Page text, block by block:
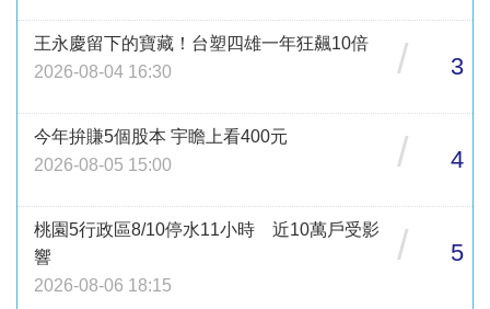
王永慶留下的寶藏！台塑四雄一年狂飆10倍
2026-08-04 16:30
/ 3
今年拚賺5個股本 宇瞻上看400元
2026-08-05 15:00
/ 4
桃園5行政區8/10停水11小時 近10萬戶受影
響
2026-08-06 18:15
/ 5